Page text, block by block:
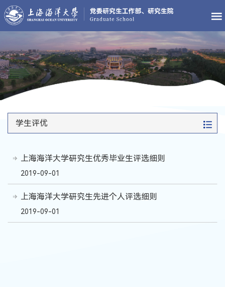
学生评优
上海海洋大学研究生优秀毕业生评选细则
2019-09-01
上海海洋大学研究生先进个人评选细则
2019-09-01